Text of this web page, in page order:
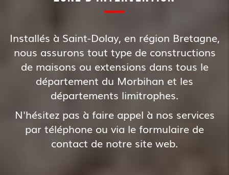
Installés à Saint-Dolay, en région Bretagne,
nous assurons tout type de constructions
de maisons ou extensions dans tous le
département du Morbihan et les
départements limitrophes.
N'hésitez pas à faire appel à nos services
par téléphone ou via le formulaire de
contact de notre site web.